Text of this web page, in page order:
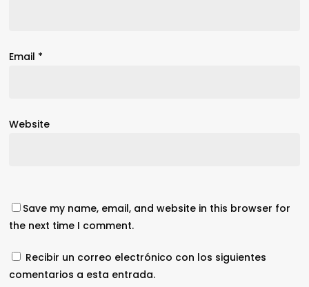
Email *
Website
Save my name, email, and website in this browser for
the next time I comment.
Recibir un correo electrónico con los siguientes
comentarios a esta entrada.